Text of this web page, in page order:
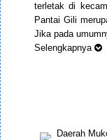
terletak di
Pantai Gili
Jika pada
Selengkapnya
Daerah